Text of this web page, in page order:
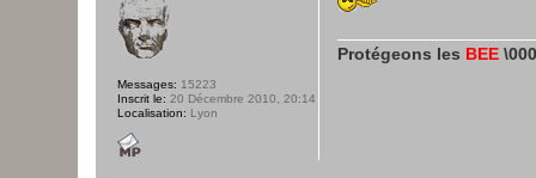
Protégeons les BEE
Messages: 15223
Inscrit le: 20 Décembre 2010, 20:14
Localisation: Lyon